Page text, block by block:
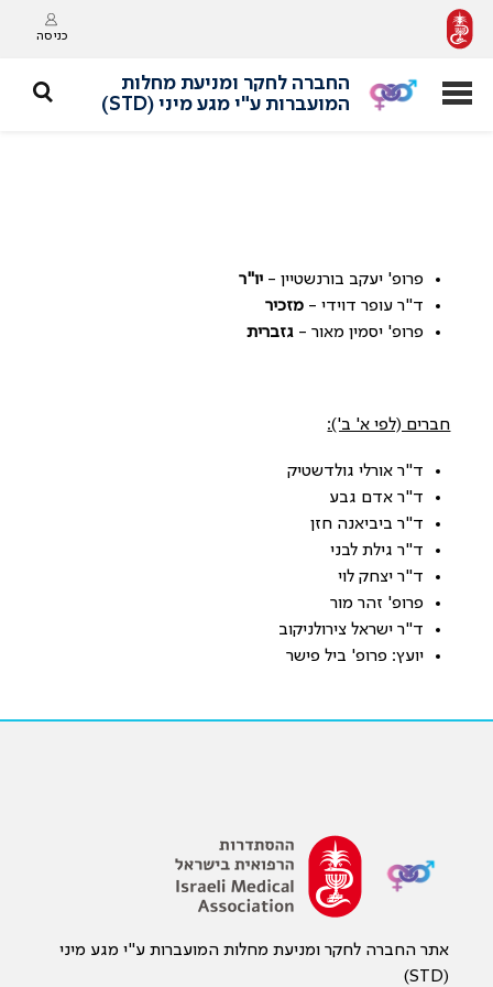
כניסה
החברה לחקר ומניעת מחלות
המועברות ע"י מגע מיני (STD)
פרופ' יעקב בורנשטיין - יו"ר
ד"ר עופר דוידי - מזכיר
פרופ' יסמין מאור - גזברית
חברים (לפי א' ב'):
ד"ר אורלי גולדשטיק
ד"ר אדם גבע
ד"ר ביביאנה חזן
ד"ר גילת לבני
ד"ר יצחק לוי
פרופ' זהר מור
ד"ר ישראל צירולניקוב
יועץ: פרופ' ביל פישר
אתר החברה לחקר ומניעת מחלות המועברות ע"י מגע מיני
(STD)